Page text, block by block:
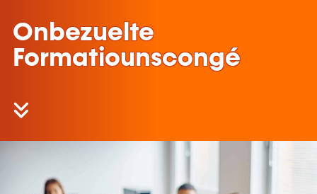
Onbezuelte
Formatiounscongé